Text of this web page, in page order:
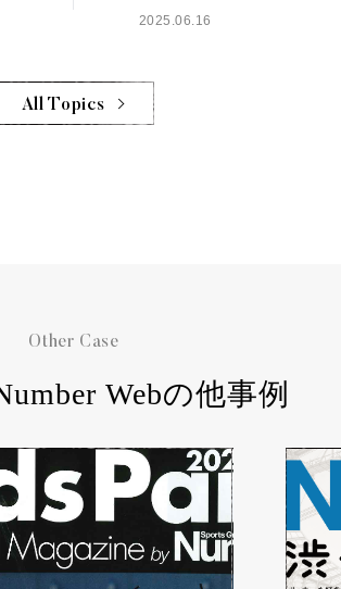
2025.06.16
All Topics
Other Case
Webの他事例